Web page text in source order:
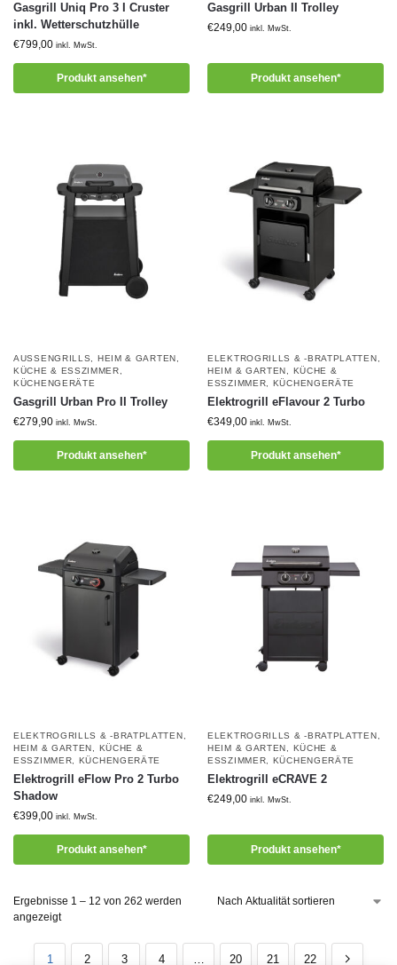
Gasgrill Uniq Pro 3 I Cruster
inkl. Wetterschutzhülle
€799,00 inkl. MwSt.
Produkt ansehen*
Gasgrill Urban II Trolley
€249,00 inkl. MwSt.
Produkt ansehen*
AUSSENGRILLS HEIM & GARTEN
KÜCHE & ESSZIMMER
KÜCHENGERÄTE
Gasgrill Urban Pro II Trolley
€279,90 inkl. MwSt.
Produkt ansehen*
ELEKTROGRILLS & -BRATPLATTEN
HEIM & GARTEN
KÜCHE &
ESSZIMMER
KÜCHENGERÄTE
Elektrogrill eFlavour 2 Turbo
€349,00 inkl. MwSt.
Produkt ansehen*
ELEKTROGRILLS & -BRATPLATTEN
HEIM & GARTEN
KÜCHE &
ESSZIMMER
KÜCHENGERÄTE
Elektrogrill eFlow Pro 2 Turbo
Shadow
€399,00 inkl. MwSt.
Produkt ansehen*
ELEKTROGRILLS & -BRATPLATTEN
HEIM & GARTEN
KÜCHE &
ESSZIMMER
KÜCHENGERÄTE
Elektrogrill eCRAVE 2
€249,00 inkl. MwSt.
Produkt ansehen*
Ergebnisse 1 – 12 von 262 werden
angezeigt
1 2 3 4 … 20 21 22